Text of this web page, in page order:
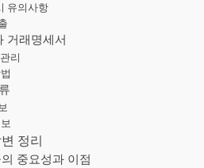
유의사항
거래명세서
리
정리
중요성과 이점